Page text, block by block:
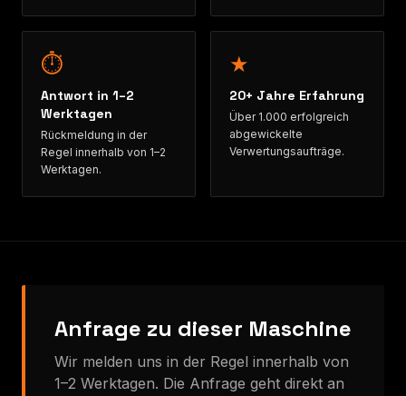
⏱
Antwort in 1–2
Werktagen
Rückmeldung in der
Regel innerhalb von 1–2
Werktagen.
★
20+ Jahre Erfahrung
Über 1.000 erfolgreich
abgewickelte
Verwertungsaufträge.
Anfrage zu dieser Maschine
Wir melden uns in der Regel innerhalb von
1–2 Werktagen. Die Anfrage geht direkt an